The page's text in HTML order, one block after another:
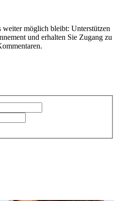
möglich bleibt: Unterstützen
und erhalten Sie Zugang zu